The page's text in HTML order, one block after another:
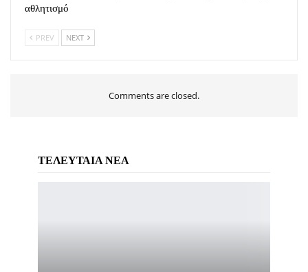
αθλητισμό
PREV NEXT
Comments are closed.
ΤΕΛΕΥΤΑΙΑ ΝΕΑ